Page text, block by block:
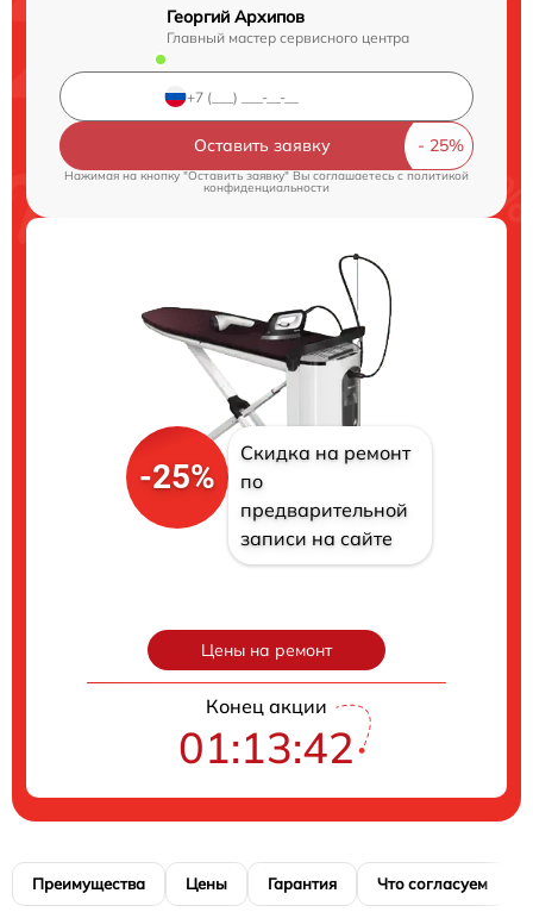
Георгий Архипов
Главный мастер сервисного центра
Оставить заявку
Нажимая на кнопку "Оставить заявку" Вы соглашаетесь cполитикой
конфиденциальности
-25%
Скидка на ремонт
по
предварительной
записи на сайте
Цены на ремонт
Конец акции
01:13:41
Преимущества Цены Гарантия Что согласуем